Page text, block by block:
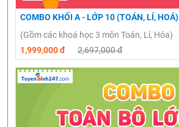
COMBO KHỐI A - LỚP 10 (TOÁN, LÍ, HOÁ)
(Gồm các khoá học 3 môn Toán, Lí, Hóa)
1,999,000 đ
2,697,000 đ